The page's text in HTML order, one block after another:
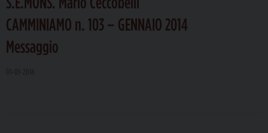
CAMMINIAMO n. 103 – GENNAIO 2014
Messaggio